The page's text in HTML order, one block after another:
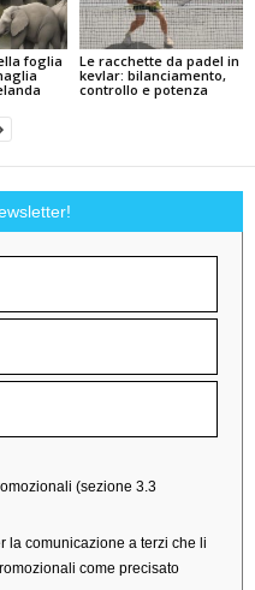
foglia
Le racchette da padel in
kevlar: bilanciamento,
controllo e potenza
(sezione 3.3
la comunicazione a terzi che li
come precisato